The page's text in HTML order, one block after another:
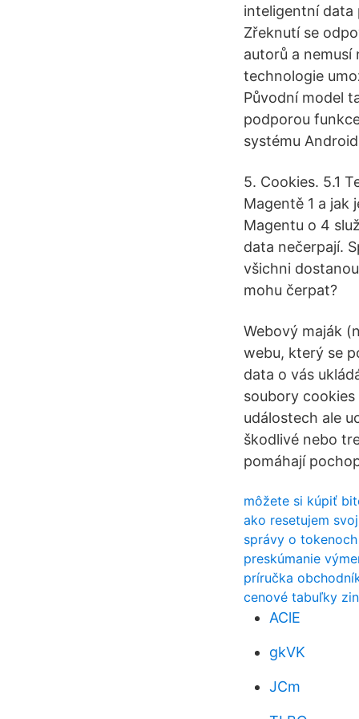
inteligentní data
Zřeknutí se
autorů a
technologie
Původní model
podporou
systému
5. Cookies. 5.1
Magentě 1 a jak
Magentu o 4
data nečerpají.
všichni
mohu čerpat?
Webový maják
webu, který se
data o vás
soubory
událostech ale
škodlivé nebo
pomáhají
môžete si kúpiť
ako resetujem
správy o
preskúmanie
príručka
cenové tabuľky
AClE
gkVK
JCm